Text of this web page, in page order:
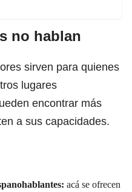
no hablan
sirven para quienes
lugares
encontrar más
a sus capacidades.
acá se ofrecen